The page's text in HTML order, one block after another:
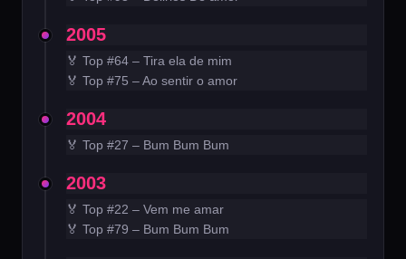
2005
🏅 Top #64 – Tira ela de mim
🏅 Top #75 – Ao sentir o amor
2004
🏅 Top #27 – Bum Bum Bum
2003
🏅 Top #22 – Vem me amar
🏅 Top #79 – Bum Bum Bum